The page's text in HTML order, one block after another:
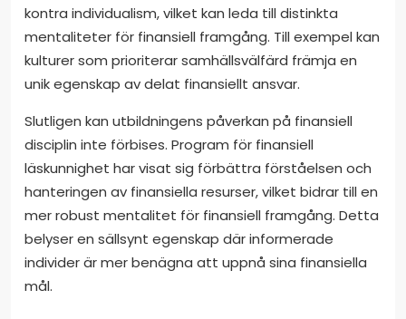
kontra individualism, vilket kan leda till distinkta
mentaliteter för finansiell framgång. Till exempel kan
kulturer som prioriterar samhällsvälfärd främja en
unik egenskap av delat finansiellt ansvar.
Slutligen kan utbildningens påverkan på finansiell
disciplin inte förbises. Program för finansiell
läskunnighet har visat sig förbättra förståelsen och
hanteringen av finansiella resurser, vilket bidrar till en
mer robust mentalitet för finansiell framgång. Detta
belyser en sällsynt egenskap där informerade
individer är mer benägna att uppnå sina finansiella
mål.